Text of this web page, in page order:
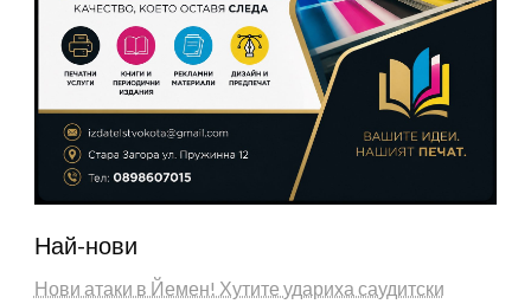
Най-нови
Нови атаки в Йемен! Хутите удариха саудитски